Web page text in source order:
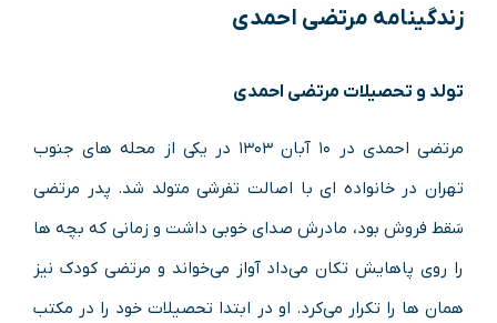
زندگینامه مرتضی احمدی
تولد و تحصیلات مرتضی احمدی
مرتضی احمدی در ۱۰ آبان ۱۳۰۳ در یکی از محله‌ های جنوب
تهران در خانواده‌ ای با اصالت تفرشی متولد شد. پدر مرتضی
سَقط‌ فروش بود، مادرش صدای خوبی داشت و زمانی که بچه‌ ها
را روی پاهایش تکان می‌داد آواز می‌خواند و مرتضی کودک نیز
همان‌ ها را تکرار می‌کرد. او در ابتدا تحصیلات خود را در مکتب